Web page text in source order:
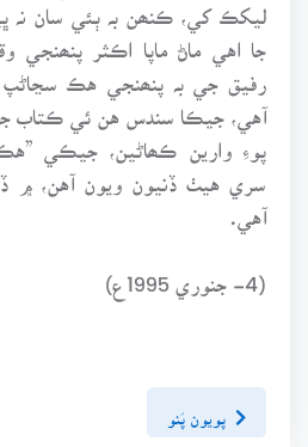
ليکڪ کي، ڪنھن بہ ٻئي سان نہ
جا اهي ماڻ ماپا اڪثر پنھنجي
رفيق جي بہ پنھنجي هڪ
آهي، جيڪا سندس هن ئي ڪتاب
پوءِ وارين ڪھاڻين، جيڪي
سري هيٺ ڏنيون ويون آهن، ۾
آهي.
(4- جنوري 1995ع)
پويون پَنو